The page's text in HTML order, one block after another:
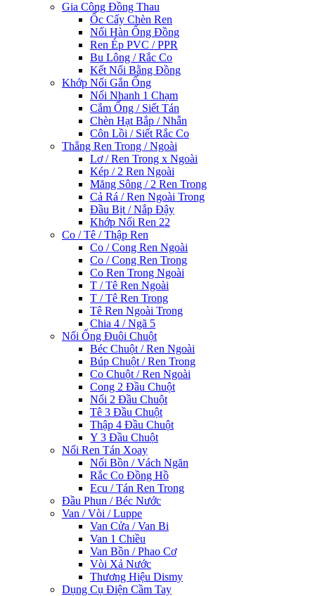
Gia Công Đồng Thau
Ốc Cấy Chèn Ren
Nối Hàn Ống Đồng
Ren Ép PVC / PPR
Bu Lông / Rắc Co
Kết Nối Bằng Đồng
Khớp Nối Gắn Ống
Nối Nhanh 1 Chạm
Cắm Ống / Siết Tán
Chèn Hạt Bắp / Nhẫn
Côn Lồi / Siết Rắc Co
Thẳng Ren Trong / Ngoài
Lơ / Ren Trong x Ngoài
Kép / 2 Ren Ngoài
Măng Sông / 2 Ren Trong
Cả Rá / Ren Ngoài Trong
Đầu Bịt / Nắp Đậy
Khớp Nối Ren 22
Co / Tê / Thập Ren
Co / Cong Ren Ngoài
Co / Cong Ren Trong
Co Ren Trong Ngoài
T / Tê Ren Ngoài
T / Tê Ren Trong
Tê Ren Ngoài Trong
Chia 4 / Ngã 5
Nối Ống Đuôi Chuột
Béc Chuột / Ren Ngoài
Búp Chuột / Ren Trong
Co Chuột / Ren Ngoài
Cong 2 Đầu Chuột
Nối 2 Đầu Chuột
Tê 3 Đầu Chuột
Thập 4 Đầu Chuột
Y 3 Đầu Chuột
Nối Ren Tán Xoay
Nối Bồn / Vách Ngăn
Rắc Co Đồng Hồ
Ecu / Tán Ren Trong
Đầu Phun / Béc Nước
Van / Vòi / Luppe
Van Cửa / Van Bi
Van 1 Chiều
Van Bồn / Phao Cơ
Vòi Xả Nước
Thương Hiệu Dismy
Dụng Cụ Điện Cầm Tay